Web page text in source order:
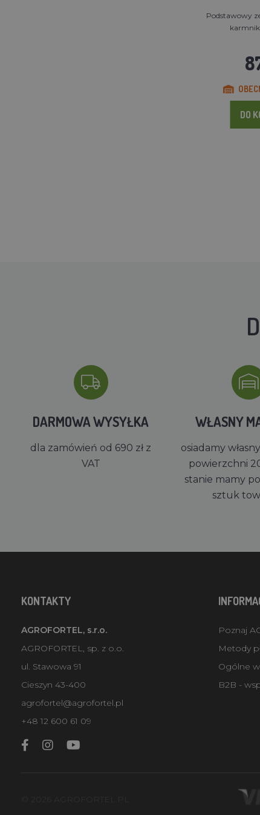
Podstawowy
karmnik,
DO
DARMOWA WYSYŁKA
dla zamówień od 690 zł z
VAT
WŁASNY
osiadamy
powierzchni
stanie mamy
sztuk
KONTAKTY
AGROFORTEL, s.r.o.
AGROFORTEL, sp. z o.o.
ul. Stawowa 91
Cieszyn 43-400
agrofortel@agrofortel.pl
+48 12 600 61 09
Poznaj
Metody
Ogólne
B2B -